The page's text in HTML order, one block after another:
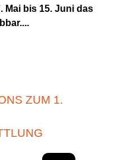
Mai bis 15. Juni das
ZUM 1.